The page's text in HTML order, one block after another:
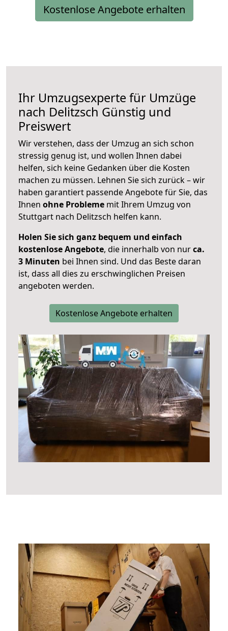
Kostenlose Angebote erhalten
Ihr Umzugsexperte für Umzüge
nach Delitzsch Günstig und
Preiswert
Wir verstehen, dass der Umzug an sich schon
stressig genug ist, und wollen Ihnen dabei
helfen, sich keine Gedanken über die Kosten
machen zu müssen. Lehnen Sie sich zurück – wir
haben garantiert passende Angebote für Sie, das
Ihnen ohne Probleme mit Ihrem Umzug von
Stuttgart nach Delitzsch helfen kann.
Holen Sie sich ganz bequem und einfach
kostenlose Angebote, die innerhalb von nurca.
3 Minuten bei Ihnen sind. Und das Beste daran
ist, dass all dies zu erschwinglichen Preisen
angeboten werden.
Kostenlose Angebote erhalten